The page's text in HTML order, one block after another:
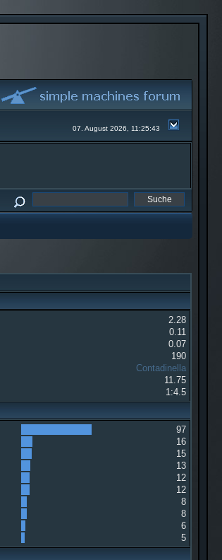
07. August 2026, 11:25:43
2.28
0.11
0.07
190
Contadinella
11.75
1:4.5
97
16
15
13
12
12
8
8
6
5